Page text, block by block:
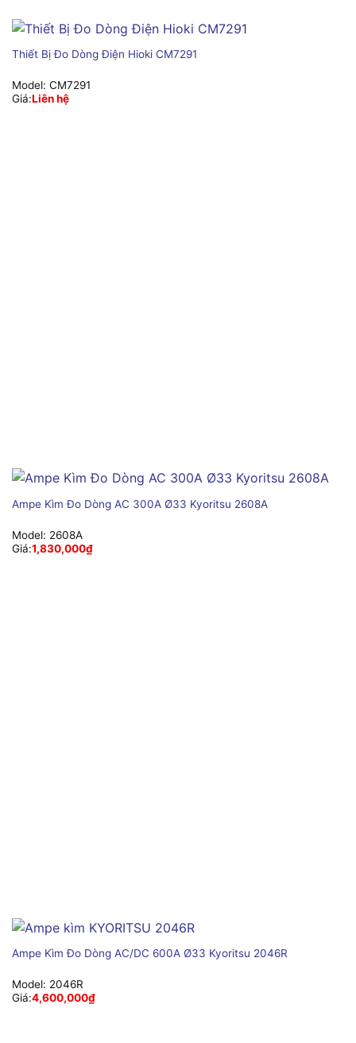
Thiết Bị Đo Dòng Điện Hioki CM7291
Model: CM7291
Giá:Liên hệ
Ampe Kìm Đo Dòng AC 300A Ø33 Kyoritsu 2608A
Model: 2608A
Giá:1,830,000₫
Ampe Kìm Đo Dòng AC/DC 600A Ø33 Kyoritsu 2046R
Model: 2046R
Giá:4,600,000₫